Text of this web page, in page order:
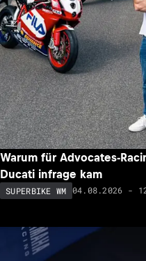
Warum für Advocates-
Ducati infrage kam
SUPERBIKE WM 04.08.2026 -